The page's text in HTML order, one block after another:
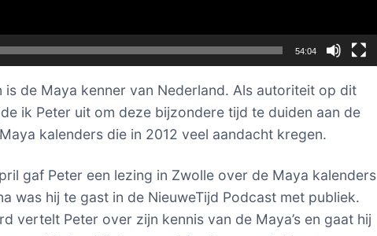
54:04
is de Maya kenner van Nederland. Als autoriteit op dit
ik Peter uit om deze bijzondere tijd te duiden aan de
kalenders die in 2012 veel aandacht kregen.
gaf Peter een lezing in Zwolle over de Maya kalenders
was hij te gast in de NieuweTijd Podcast met publiek.
vertelt Peter over zijn kennis van de Maya’s en gaat hij